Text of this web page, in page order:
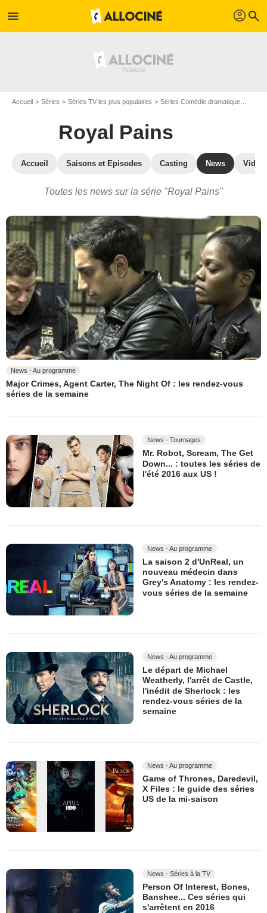
menu profil search
Accueil Séries Séries TV les plus populaires Séries Comédie dramatique
Royal Pains
Accueil Saisons et Episodes Casting News
Toutes les news sur la série "Royal Pains"
News - Au programme
Major Crimes, Agent Carter, The Night Of : les rendez-vous
séries de la semaine
News - Tournages
Mr. Robot, Scream, The Get
Down... : toutes les séries de
l'été 2016 aux US !
News - Au programme
La saison 2 d'UnReal, un
nouveau médecin dans
Grey's Anatomy : les rendez-
vous séries de la semaine
News - Au programme
Le départ de Michael
Weatherly, l'arrêt de Castle,
l'inédit de Sherlock : les
rendez-vous séries de la
semaine
News - Au programme
Game of Thrones, Daredevil,
X Files : le guide des séries
US de la mi-saison
News - Séries à la TV
Person Of Interest, Bones,
Banshee... Ces séries qui
s'arrêtent en 2016